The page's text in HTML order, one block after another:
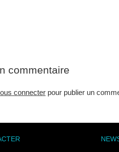
commentaire
connecter pour publier un